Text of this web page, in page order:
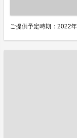
ご提供予定時期：2022